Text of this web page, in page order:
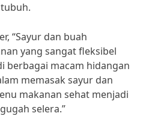
“Sayur dan buah
yang sangat fleksibel
berbagai macam hidangan
memasak sayur dan
makanan sehat menjadi
selera.”